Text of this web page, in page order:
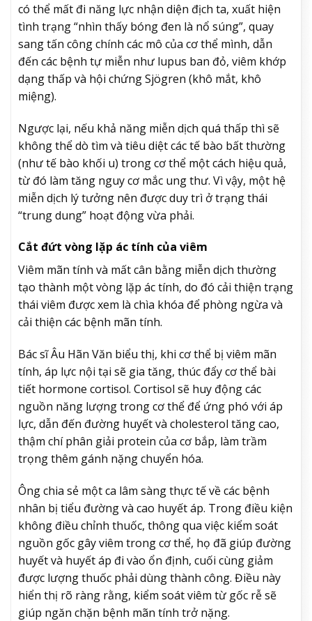
có thể mất đi năng lực nhận diện địch ta, xuất hiện
tình trạng “nhìn thấy bóng đen là nổ súng”, quay
sang tấn công chính các mô của cơ thể mình, dẫn
đến các bệnh tự miễn như lupus ban đỏ, viêm khớp
dạng thấp và hội chứng Sjögren (khô mắt, khô
miệng).
Ngược lại, nếu khả năng miễn dịch quá thấp thì sẽ
không thể dò tìm và tiêu diệt các tế bào bất thường
(như tế bào khối u) trong cơ thể một cách hiệu quả,
từ đó làm tăng nguy cơ mắc ung thư. Vì vậy, một hệ
miễn dịch lý tưởng nên được duy trì ở trạng thái
“trung dung” hoạt động vừa phải.
Cắt đứt vòng lặp ác tính của viêm
Viêm mãn tính và mất cân bằng miễn dịch thường
tạo thành một vòng lặp ác tính, do đó cải thiện trạng
thái viêm được xem là chìa khóa để phòng ngừa và
cải thiện các bệnh mãn tính.
Bác sĩ Âu Hãn Văn biểu thị, khi cơ thể bị viêm mãn
tính, áp lực nội tại sẽ gia tăng, thúc đẩy cơ thể bài
tiết hormone cortisol. Cortisol sẽ huy động các
nguồn năng lượng trong cơ thể để ứng phó với áp
lực, dẫn đến đường huyết và cholesterol tăng cao,
thậm chí phân giải protein của cơ bắp, làm trầm
trọng thêm gánh nặng chuyển hóa.
Ông chia sẻ một ca lâm sàng thực tế về các bệnh
nhân bị tiểu đường và cao huyết áp. Trong điều kiện
không điều chỉnh thuốc, thông qua việc kiểm soát
nguồn gốc gây viêm trong cơ thể, họ đã giúp đường
huyết và huyết áp đi vào ổn định, cuối cùng giảm
được lượng thuốc phải dùng thành công. Điều này
hiển thị rõ ràng rằng, kiểm soát viêm từ gốc rễ sẽ
giúp ngăn chặn bệnh mãn tính trở nặng.